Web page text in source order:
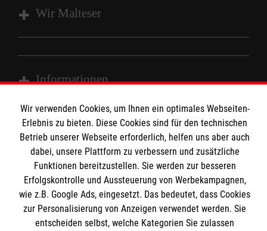
Wir Malteser
Unsere Kurse
Das MBZ Westfalen
Wir Malteser
Informationen
Downloads
Kontakt
Impressum
Datenschutz
Barrierefreiheit
Malteser online
Malteserorden
Malteser Jugend
Malteser International
Spendenkonto
Wir verwenden Cookies, um Ihnen ein optimales Webseiten-
Erlebnis zu bieten. Diese Cookies sind für den technischen
Betrieb unserer Webseite erforderlich, helfen uns aber auch
dabei, unsere Plattform zu verbessern und zusätzliche
Funktionen bereitzustellen. Sie werden zur besseren
Erfolgskontrolle und Aussteuerung von Werbekampagnen,
wie z.B. Google Ads, eingesetzt. Das bedeutet, dass Cookies
zur Personalisierung von Anzeigen verwendet werden. Sie
entscheiden selbst, welche Kategorien Sie zulassen